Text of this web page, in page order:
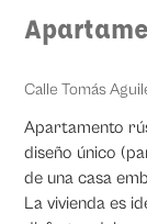
Calle Tomás
Apartamento
diseño único
de una casa
La vivienda es